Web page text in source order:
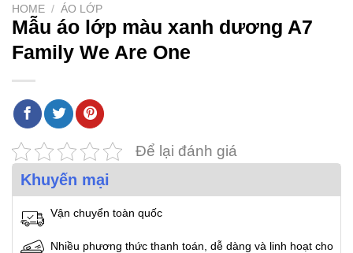
HOME / ÁO LỚP
Mẫu áo lớp màu xanh dương A7
Family We Are One
Để lại đánh giá
Khuyến mại
Vận chuyển toàn quốc
Nhiều phương thức thanh toán, dễ dàng và linh hoạt cho